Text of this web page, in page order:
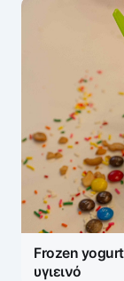
Frozen yogurt
υγιεινό